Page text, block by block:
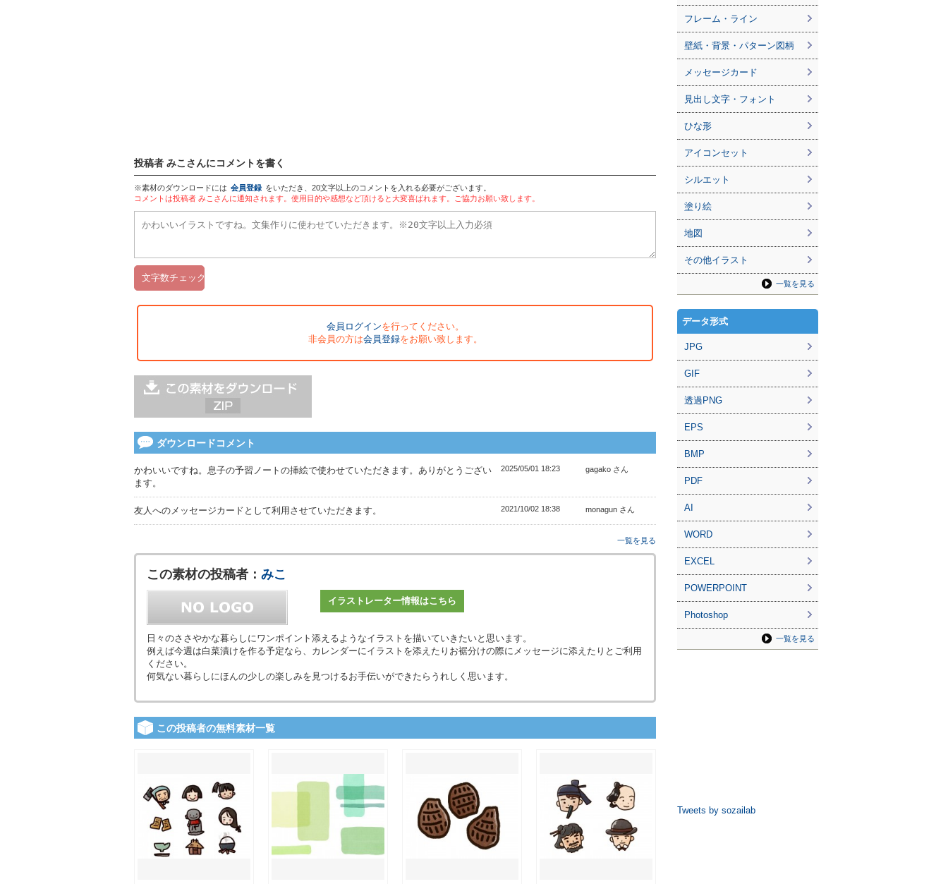
投稿者 みこさんにコメントを書く
※素材のダウンロードには 会員登録 をいただき、20文字以上のコメントを入れる必要がございます。
コメントは投稿者 みこさんに通知されます。使用目的や感想など頂けると大変喜ばれます。ご協力お願い致します。
会員ログインを行ってください。
非会員の方は会員登録をお願い致します。
ダウンロードコメント
かわいいですね。息子の予習ノートの挿絵で使わせていただきます。ありがとうござい
ます。
2025/05/01 18:23 gagako さん
友人へのメッセージカードとして利用させていただきます。 2021/10/02 18:38 monagun さん
一覧を見る
この素材の投稿者： みこ
イラストレーター情報はこちら
日々のささやかな暮らしにワンポイント添えるようなイラストを描いていきたいと思います。
例えば今週は白菜漬けを作る予定なら、カレンダーにイラストを添えたりお裾分けの際にメッセージに添えたりとご利用
ください。
何気ない暮らしにほんの少しの楽しみを見つけるお手伝いができたらうれしく思います。
この投稿者の無料素材一覧
フレーム・ライン
壁紙・背景・パターン図柄
メッセージカード
見出し文字・フォント
ひな形
アイコンセット
シルエット
塗り絵
地図
その他イラスト
一覧を見る
データ形式
JPG
GIF
透過PNG
EPS
BMP
PDF
AI
WORD
EXCEL
POWERPOINT
Photoshop
一覧を見る
Tweets by sozailab